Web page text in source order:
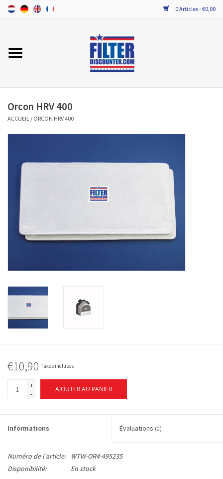
0 Articles - €0,00
Accueil
FLUX
PROBIOTICA ONDERHOUD
Orcon HRV 400
ACCUEIL / ORCON HRV 400
€10,90 Taxes incluses
+
-
AJOUTER AU PANIER
Informations Évaluations (0)
Numéro de l'article:
WTW-OR4-495235
Disponibilité:
En stock